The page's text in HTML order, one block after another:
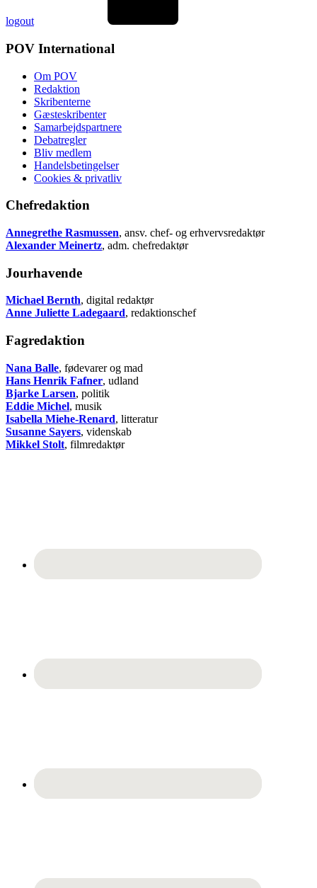
logout
POV International
Om POV
Redaktion
Skribenterne
Gæsteskribenter
Samarbejdspartnere
Debatregler
Bliv medlem
Handelsbetingelser
Cookies & privatliv
Chefredaktion
Annegrethe Rasmussen, ansv. chef- og erhvervsredaktør
Alexander Meinertz, adm. chefredaktør
Jourhavende
Michael Bernth, digital redaktør
Anne Juliette Ladegaard, redaktionschef
Fagredaktion
Nana Balle, fødevarer og mad
Hans Henrik Fafner, udland
Bjarke Larsen, politik
Eddie Michel, musik
Isabella Miehe-Renard, litteratur
Susanne Sayers, videnskab
Mikkel Stolt, filmredaktør